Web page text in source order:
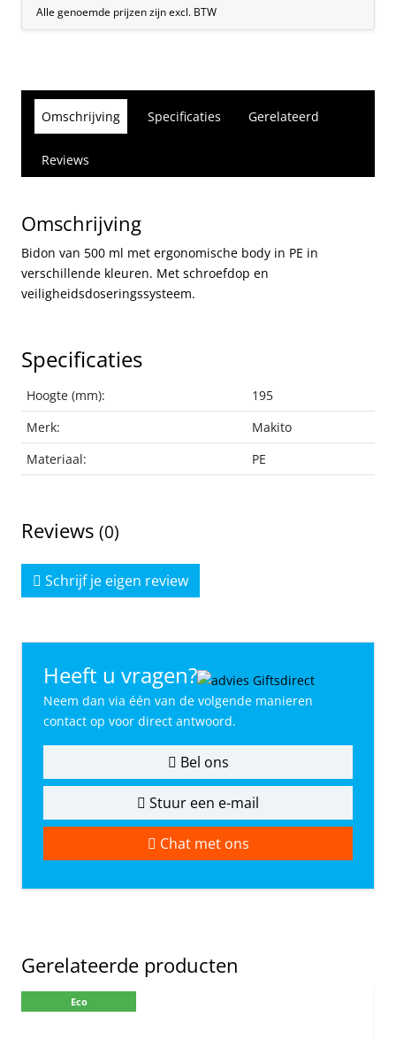
Alle genoemde prijzen zijn excl. BTW
Omschrijving Specificaties Gerelateerd
Reviews
Omschrijving
Bidon van 500 ml met ergonomische body in PE in
verschillende kleuren. Met schroefdop en
veiligheidsdoseringssysteem.
Specificaties
Hoogte (mm):
195
Merk:
Makito
Materiaal:
PE
Reviews (0)
Schrijf je eigen review
Heeft u vragen?
Neem dan via één van de volgende manieren
contact op voor direct antwoord.
Bel ons
Stuur een e-mail
Chat met ons
Gerelateerde producten
Eco